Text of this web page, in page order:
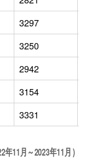
3297
3250
2942
3154
3331